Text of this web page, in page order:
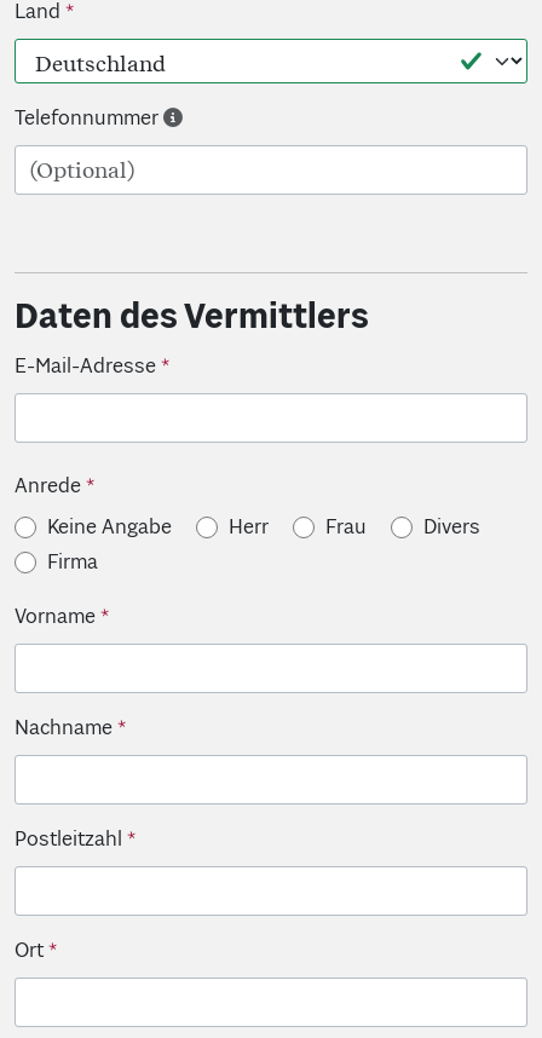
Land
Telefonnummer
Daten des Vermittlers
E-Mail-Adresse
Anrede
Keine Angabe
Herr Frau
Divers
Firma
Vorname
Nachname
Postleitzahl
Ort